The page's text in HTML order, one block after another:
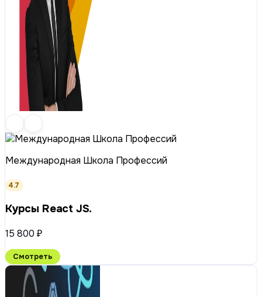
Международная Школа Профессий
4.7
Курсы React JS.
15 800 ₽
Смотреть